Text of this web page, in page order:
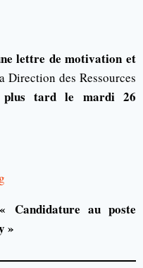
lettre de motivation et
Direction des Ressources
plus tard le mardi 26
« Candidature au poste
»